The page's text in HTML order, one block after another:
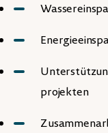
projekten